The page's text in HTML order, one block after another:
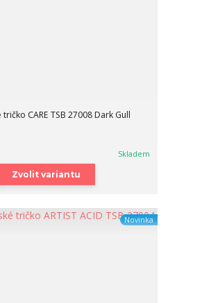
CARE TSB 27008 Dark Gull
Skladem
Zvolit variantu
Novinka